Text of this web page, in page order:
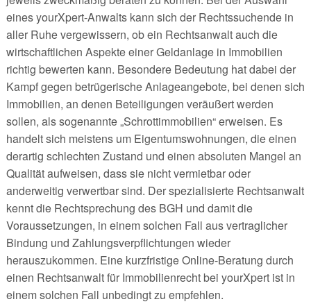
eines yourXpert-Anwalts kann sich der Rechtssuchende in
aller Ruhe vergewissern, ob ein Rechtsanwalt auch die
wirtschaftlichen Aspekte einer Geldanlage in Immobilien
richtig bewerten kann. Besondere Bedeutung hat dabei der
Kampf gegen betrügerische Anlageangebote, bei denen sich
Immobilien, an denen Beteiligungen veräußert werden
sollen, als sogenannte „Schrottimmobilien“ erweisen. Es
handelt sich meistens um Eigentumswohnungen, die einen
derartig schlechten Zustand und einen absoluten Mangel an
Qualität aufweisen, dass sie nicht vermietbar oder
anderweitig verwertbar sind. Der spezialisierte Rechtsanwalt
kennt die Rechtsprechung des BGH und damit die
Voraussetzungen, in einem solchen Fall aus vertraglicher
Bindung und Zahlungsverpflichtungen wieder
herauszukommen. Eine kurzfristige Online-Beratung durch
einen Rechtsanwalt für Immobilienrecht bei yourXpert ist in
einem solchen Fall unbedingt zu empfehlen.